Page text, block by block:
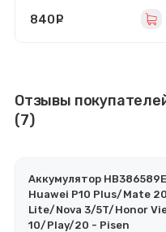
Pro/7C/7C Pro/8/8 Lite/9
840
Отзывы
(7)
Аккумулятор
Huawei P10 Plus/Mate 20
Lite/Nova 3/5T/Honor
10/Play/20 - Pisen